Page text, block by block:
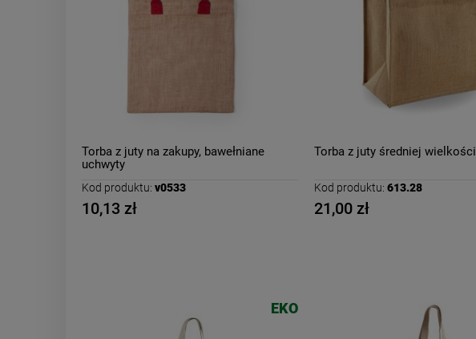
Torba z juty na zakupy, bawełniane
uchwyty
Kod produktu: v0533
10,13 zł
Torba z juty średniej wielkości
Kod produktu: 613.28
21,00 zł
EKO